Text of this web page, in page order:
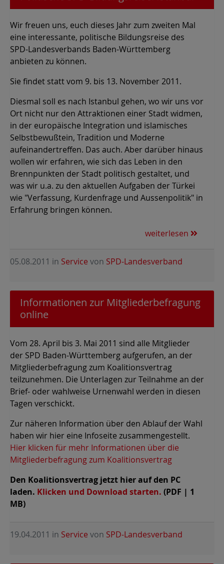
Wir freuen uns, euch dieses Jahr zum zweiten Mal
eine interessante, politische Bildungsreise des
SPD-Landesverbands Baden-Württemberg
anbieten zu können.
Sie findet statt vom 9. bis 13. November 2011.
Diesmal soll es nach Istanbul gehen, wo wir uns vor
Ort nicht nur den Attraktionen einer Stadt widmen,
in der europäische Integration und islamisches
Selbstbewußtein, Tradition und Moderne
aufeinandertreffen. Das auch. Aber darüber hinaus
wollen wir erfahren, wie sich das Leben in den
Brennpunkten der Stadt politisch gestaltet, und
was wir u.a. zu den aktuellen Aufgaben der Türkei
wie "Verfassung, Kurdenfrage und Aussenpolitik" in
Erfahrung bringen können.
weiterlesen
05.08.2011 in Service von SPD-Landesverband
Informationen zur Mitgliederbefragung
online
Vom 28. April bis 3. Mai 2011 sind alle Mitglieder
der SPD Baden-Württemberg aufgerufen, an der
Mitgliederbefragung zum Koalitionsvertrag
teilzunehmen. Die Unterlagen zur Teilnahme an der
Brief- oder wahlweise Urnenwahl werden in diesen
Tagen verschickt.
Zur näheren Information über den Ablauf der Wahl
haben wir hier eine Infoseite zusammengestellt.
Hier klicken für mehr Informationen über die
Mitgliederbefragung zum Koalitionsvertrag
Den Koalitionsvertrag jetzt hier auf den PC
laden. Klicken und Download starten. (PDF | 1
MB)
19.04.2011 in Service von SPD-Landesverband